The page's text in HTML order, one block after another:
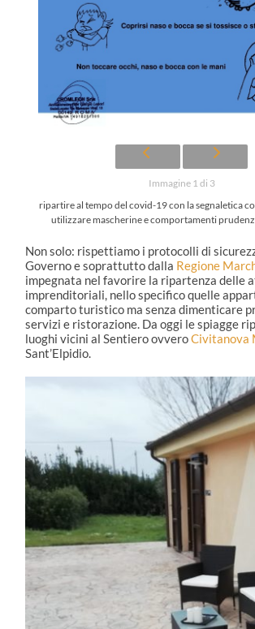
Immagine 1 di 3
ripartire al tempo del covid-19 con la segnaletica
utilizzare mascherine e comportamenti
Non solo: rispettiamo i protocolli di
Governo e soprattutto dalla Regione
impegnata nel favorire la ripartenza delle
imprenditoriali, nello specifico quelle
comparto turistico ma senza dimenticare
servizi e ristorazione. Da oggi le spiagge
luoghi vicini al Sentiero ovveroCivitanova
Sant’Elpidio.